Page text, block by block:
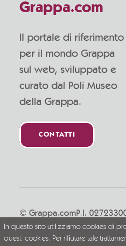
Grappa.com
Il portale di riferimento
per il mondo Grappa
sul web, sviluppato e
curato dal Poli Museo
della Grappa.
CONTATTI
Vivi la Grappa
© Grappa.comP.I.
In questo sito utilizziamo cookies di
questi cookies. Per rifiutare tale